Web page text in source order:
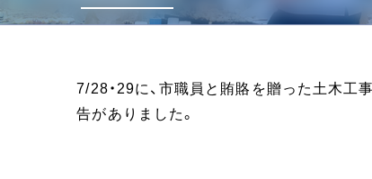
7/28・29に、市職員と賄賂を贈った土木工
告がありました。